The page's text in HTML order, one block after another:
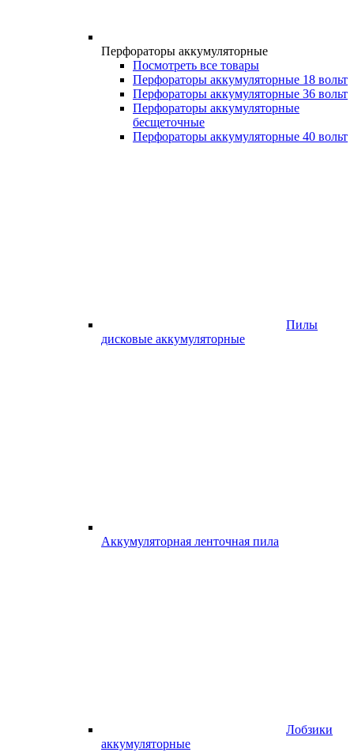
Перфораторы аккумуляторные
Посмотреть все товары
Перфораторы аккумуляторные 18 вольт
Перфораторы аккумуляторные 36 вольт
Перфораторы аккумуляторные
бесщеточные
Перфораторы аккумуляторные 40 вольт
Пилы
дисковые аккумуляторные
Аккумуляторная ленточная пила
Лобзики
аккумуляторные